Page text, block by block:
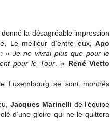
la désagréable impression
Le meilleur d’entre eux,Apo
: «Je ne vivrai plus que pour le
pour le Tour . » René Vietto
Luxembourg se sont montrés
Jacques Marinelli de l’équipe
d’une gloire qui ne le quittera